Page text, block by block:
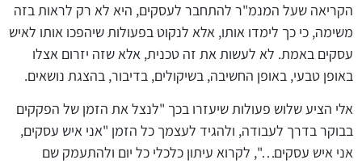
הקריאה שעל המנמ"ר להתחבר לעסקים, היא לא רק לראות בזה
משימה, כי כך לימדו אותו, אלא לנקוט בפעולות שיהפכו אותו לאיש
עסקים באמת. לא לעשות את זה טכנית, אלא שזה יזרום אצלו
באופן טבעי, באופן החשיבה, בשיקולים, בדיבור, בהצגת נושאים.
אלי הציע שלוש פעולות שיעזרו בכך "לנצל את הזמן של הפקקים
בבוקר בדרך לעבודה, ולהגיד לעצמך כל הזמן "אני איש עסקים,
אני איש עסקים…", לקרוא עיתון כלכלי כל יום ולהתעמק שם